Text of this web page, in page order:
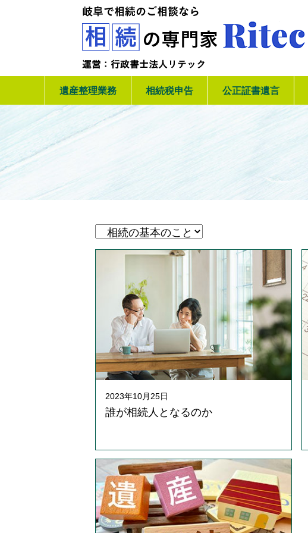
遺産整理業務 相続税申告 公正証書遺言
2023年10月25日
誰が相続人となるのか